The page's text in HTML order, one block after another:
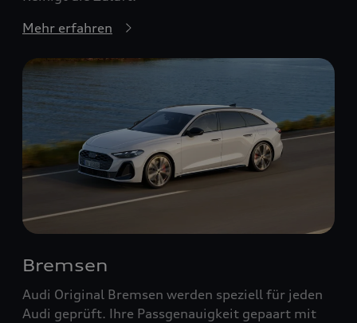
Mehr erfahren
Bremsen
Audi Original Bremsen werden speziell für jeden
Audi geprüft. Ihre Passgenauigkeit gepaart mit